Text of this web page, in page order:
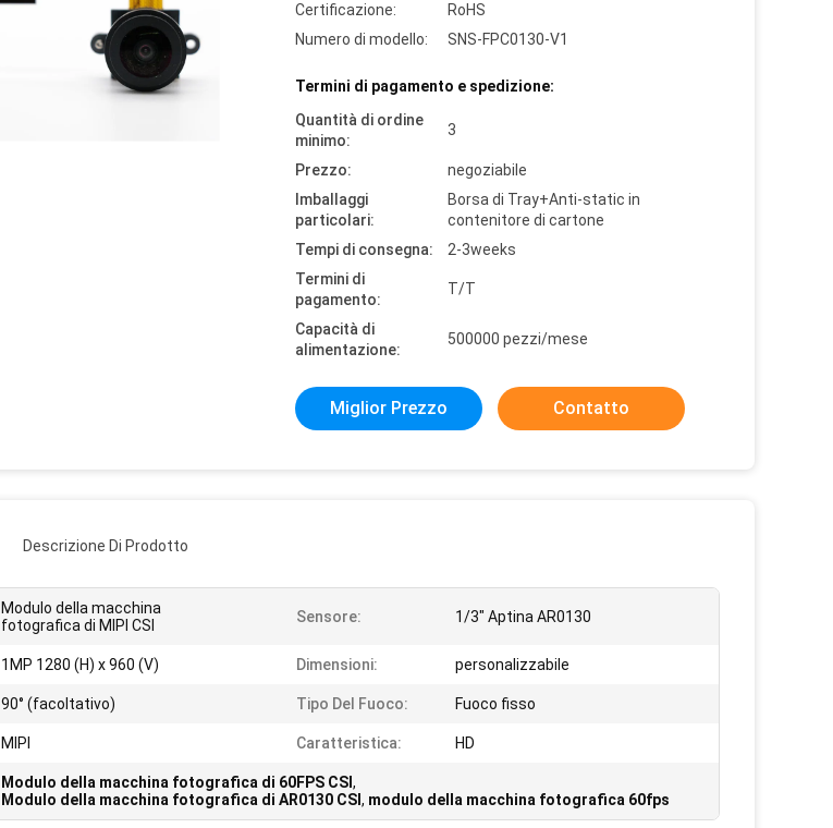
Certificazione:
RoHS
Numero di modello:
SNS-FPC0130-V1
Termini di pagamento e spedizione:
Quantità di ordine
minimo:
3
Prezzo:
negoziabile
Imballaggi
particolari:
Borsa di Tray+Anti-static in
contenitore di cartone
Tempi di consegna:
2-3weeks
Termini di
pagamento:
T/T
Capacità di
alimentazione:
500000 pezzi/mese
Miglior Prezzo Contatto
Descrizione Di Prodotto
Modulo della macchina
fotografica di MIPI CSI
Sensore: 1/3" Aptina AR0130
1MP 1280 (H) x 960 (V) Dimensioni: personalizzabile
90° (facoltativo) Tipo Del Fuoco: Fuoco fisso
MIPI Caratteristica: HD
Modulo della macchina fotografica di 60FPS CSI ,
Modulo della macchina fotografica di AR0130 CSI , modulo della macchina fotografica 60fps